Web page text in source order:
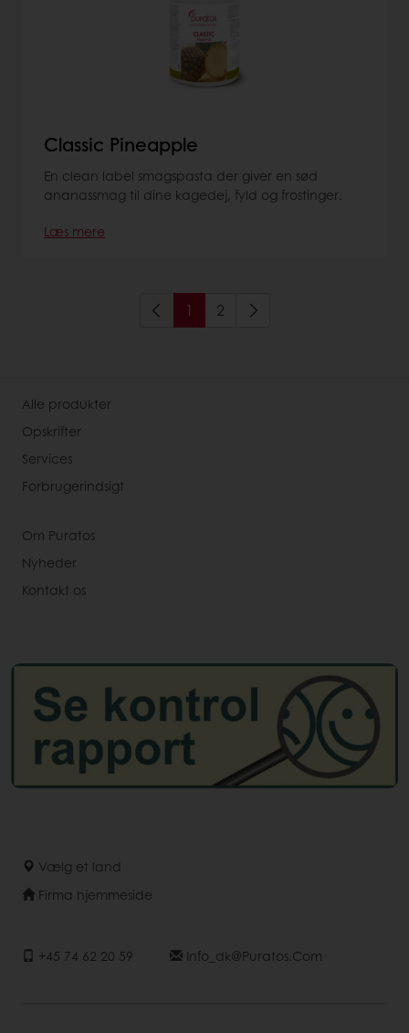
Classic Pineapple
En clean label smagspasta der giver en sød
ananassmag til dine kagedej, fyld og frostinger.
Læs mere
1 2
Alle produkter
Opskrifter
Services
Forbrugerindsigt
Om Puratos
Nyheder
Kontakt os
Vælg et land
Firma hjemmeside
+45 74 62 20 59 Info_dk@puratos.com